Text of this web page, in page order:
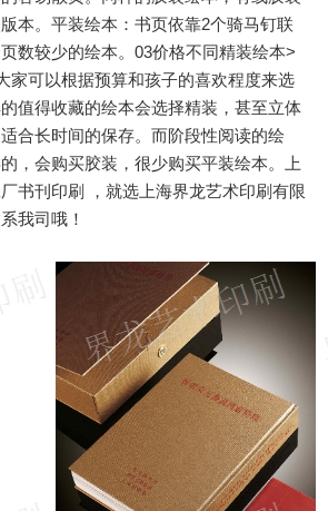
本。平装绘本：书页依靠2个骑马钉联
数较少的绘本。03价格不同精装绘本>
家可以根据预算和孩子的喜欢程度来选
值得收藏的绘本会选择精装，甚至立体
合长时间的保存。而阶段性阅读的绘
，会购买胶装，很少购买平装绘本。上
书刊印刷 ，就选上海界龙艺术印刷有限
我司哦！